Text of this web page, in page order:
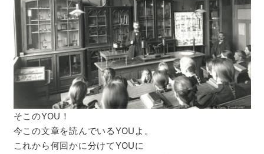
そこのYOU！
今この文章を読んでいるYOUよ。
これから何回かに分けてYOUに